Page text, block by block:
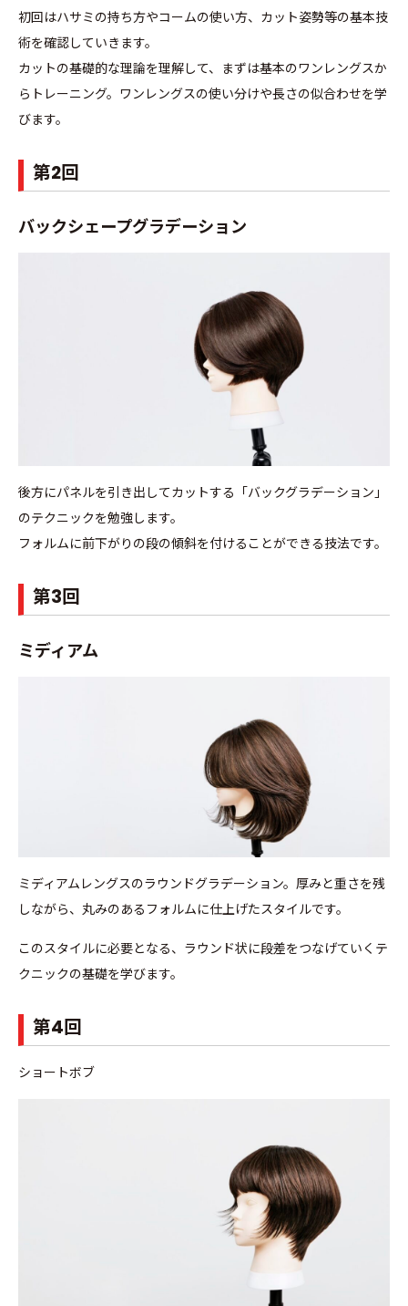
初回はハサミの持ち方やコームの使い方、カット姿勢等の基本技
術を確認していきます。
カットの基礎的な理論を理解して、まずは基本のワンレングスか
らトレーニング。ワンレングスの使い分けや長さの似合わせを学
びます。
第2回
バックシェープグラデーション
後方にパネルを引き出してカットする「バックグラデーション」
のテクニックを勉強します。
フォルムに前下がりの段の傾斜を付けることができる技法です。
第3回
ミディアム
ミディアムレングスのラウンドグラデーション。厚みと重さを残
しながら、丸みのあるフォルムに仕上げたスタイルです。
このスタイルに必要となる、ラウンド状に段差をつなげていくテ
クニックの基礎を学びます。
第4回
ショートボブ